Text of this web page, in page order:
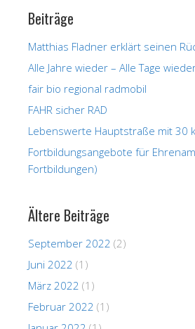
Beiträge
Matthias Fladner erklärt seinen
Alle Jahre wieder – Alle Tage
fair bio regional radmobil
FAHR sicher RAD
Lebenswerte Hauptstraße mit 30
Fortbildungsangebote für
Fortbildungen)
Ältere Beiträge
September 2022 (2)
Juni 2022 (1)
März 2022 (1)
Februar 2022 (1)